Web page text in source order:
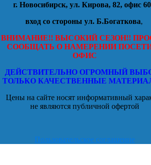
г. Новосибирск, ул. Кирова, 82, офис
вход со стороны ул. Б.Богаткова,
ВНИМАНИЕ!! ВЫСОКИЙ СЕЗОН!!
СООБЩАТЬ О НАМЕРЕНИИ
ОФИС
ДЕЙСТВИТЕЛЬНО ОГРОМНЫЙ
ТОЛЬКО КАЧЕСТВЕННЫЕ
Цены на сайте носят информативный
не являются публичной офертой
Пользовательское соглашение